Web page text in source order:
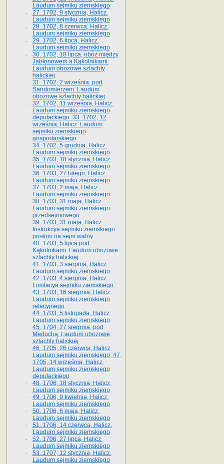
Laudum sejmiku ziemskiego
27. 1702, 9 stycznia, Halicz.
Laudum sejmiku ziemskiego
28. 1702, 8 czerwca, Halicz.
Laudum sejmiku ziemskiego
29. 1702, 6 lipca, Halicz.
Laudum sejmiku ziemskiego
30. 1702, 18 lipca, obóz między
Jabłonowem a Kąkolnikami.
Laudum obozowe szlachty
halickiej
31. 1702, 2 września, pod
Sandomierzem. Laudum
obozowe szlachty halickiej
32. 1702, 11 września, Halicz.
Laudum sejmiku ziemskiego
deputackiego. 33. 1702, 12
września, Halicz. Laudum
sejmiku ziemskiego
gospodarskiego
34. 1702, 5 grudnia, Halicz.
Laudum sejmiku ziemskiego
35. 1703, 18 stycznia, Halicz.
Laudum sejmiku ziemskiego
36. 1703, 27 lutego, Halicz.
Laudum sejmiku ziemskiego
37. 1703, 2 maja, Halicz.
Laudum sejmiku ziemskiego
38. 1703, 31 maja, Halicz.
Laudum sejmiku ziemskiego
przedsejmowego
39. 1703, 31 maja, Halicz.
Instrukcya sejmiku ziemskiego
posłom na sejm walny
40. 1703, 5 lipca pod
Kąkolnikami. Laudum obozowe
szlachty halickiej
41­. 1703, 3 sierpnia, Halicz.
Laudum sejmiku ziemskiego
42. 1703, 4 sierpnia, Halicz.
Limitacya sejmiku ziemskiego.
43. 1703, 16 sierpnia, Halicz.
Laudum sejmiku ziemskiego
relacyjnego
44. 1703, 5 listopada, Halicz.
Laudum sejmiku ziemskiego
45. 1704, 27 sierpnia, pod
Meduchą. Laudum obozowe
szlachty halickiej
46. 1705, 26 czerwca, Halicz.
Laudum sejmiku ziemskiego. 47.
1705, 14 września, Halicz.
Laudum sejmiku ziemskiego
deputackiego
48. 1706, 18 stycznia, Halicz.
Laudum sejmiku ziemskiego
49. 1706, 9 kwietnia, Halicz.
Laudum sejmiku ziemskiego
50. 1706, 6 maja, Halicz.
Laudum sejmiku ziemskiego
51. 1706, 14 czerwca, Halicz.
Laudum sejmiku ziemskiego
52. 1706, 27 lipca, Halicz.
Laudum sejmiku ziemskiego
53. 1707, 12 stycznia, Halicz.
Laudum sejmiku ziemskiego